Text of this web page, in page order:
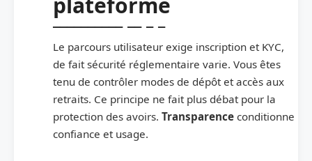
Le parcours utilisateur exige inscription et KYC,
de fait sécurité réglementaire varie. Vous êtes
tenu de contrôler modes de dépôt et accès aux
retraits. Ce principe ne fait plus débat pour la
protection des avoirs. Transparence conditionne
confiance et usage.